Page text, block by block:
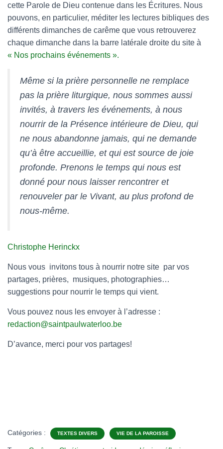
cette Parole de Dieu contenue dans les Écritures. Nous
pouvons, en particulier, méditer les lectures bibliques des
différents dimanches de carême que vous retrouverez
chaque dimanche dans la barre latérale droite du site à
« Nos prochains événements ».
Même si la prière personnelle ne remplace
pas la prière liturgique, nous sommes aussi
invités, à travers les événements, à nous
nourrir de la Présence intérieure de Dieu, qui
ne nous abandonne jamais, qui ne demande
qu’à être accueillie, et qui est source de joie
profonde. Prenons le temps qui nous est
donné pour nous laisser rencontrer et
renouveler par le Vivant, au plus profond de
nous-même.
Christophe Herinckx
Nous vous invitons tous à nourrir notre site par vos
partages, prières, musiques, photographies…
suggestions pour nourrir le temps qui vient.
Vous pouvez nous les envoyer à l’adresse :
redaction@saintpaulwaterloo.be
D’avance, merci pour vos partages!
Catégories : TEXTES DIVERS VIE DE LA PAROISSE